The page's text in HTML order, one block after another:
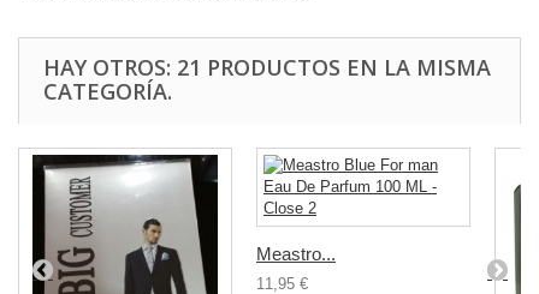
HAY OTROS: 21 PRODUCTOS EN LA MISMA
CATEGORÍA.
Meastro...
11,95 €